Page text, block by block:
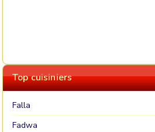
Top cuisiniers
Falla
Fadwa